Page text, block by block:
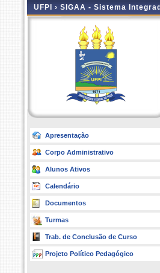
UFPI › SIGAA - Sistema
Apresentação
Corpo Administrativo
Alunos Ativos
Calendário
Documentos
Turmas
Trab. de Conclusão de Curso
Projeto Político Pedagógico